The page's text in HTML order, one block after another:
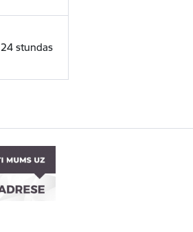
24 stundas